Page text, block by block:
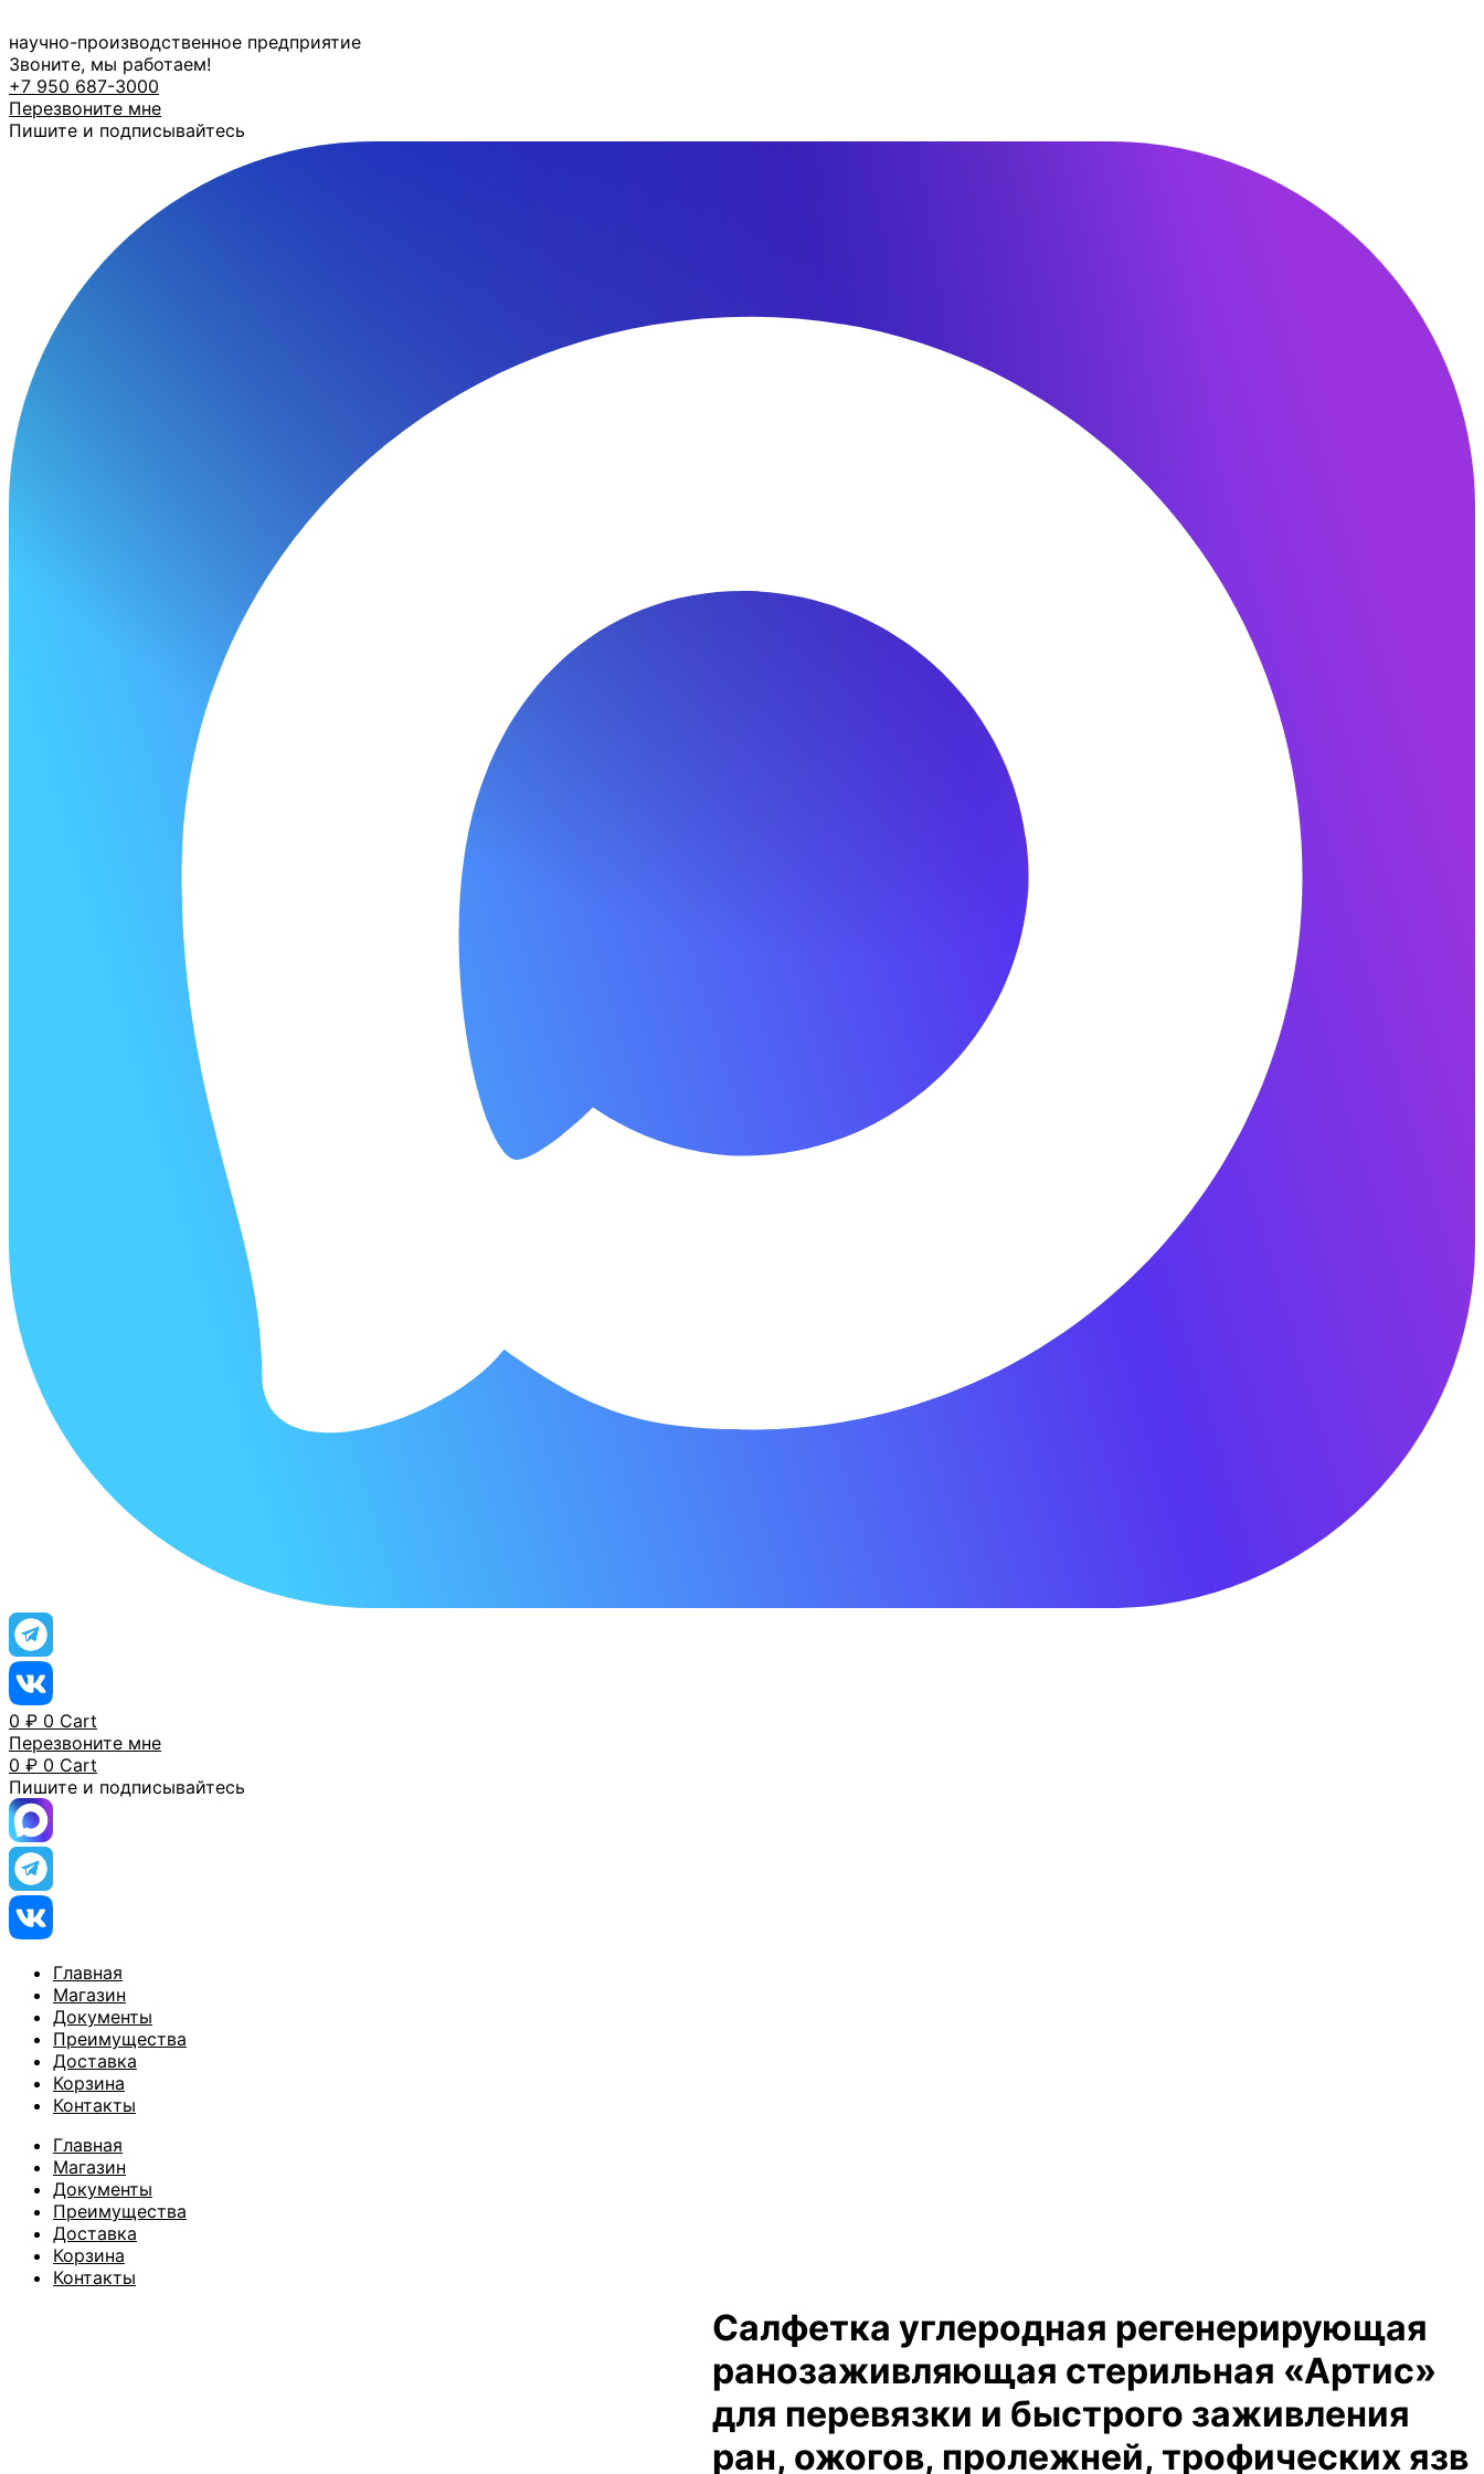
к
содержимому
научно-производственное предприятие
Звоните, мы работаем!
+7 950 687-3000
Перезвоните мне
Пишите и подписывайтесь
0 ₽ 0 Cart
Перезвоните мне
0 ₽ 0 Cart
Пишите и подписывайтесь
Главная
Магазин
Документы
Преимущества
Доставка
Корзина
Контакты
Главная
Магазин
Документы
Преимущества
Доставка
Корзина
Контакты
Салфетка углеродная регенерирующая
ранозаживляющая стерильная «Артис»
для перевязки и быстрого заживления
ран, ожогов, пролежней, трофических язв